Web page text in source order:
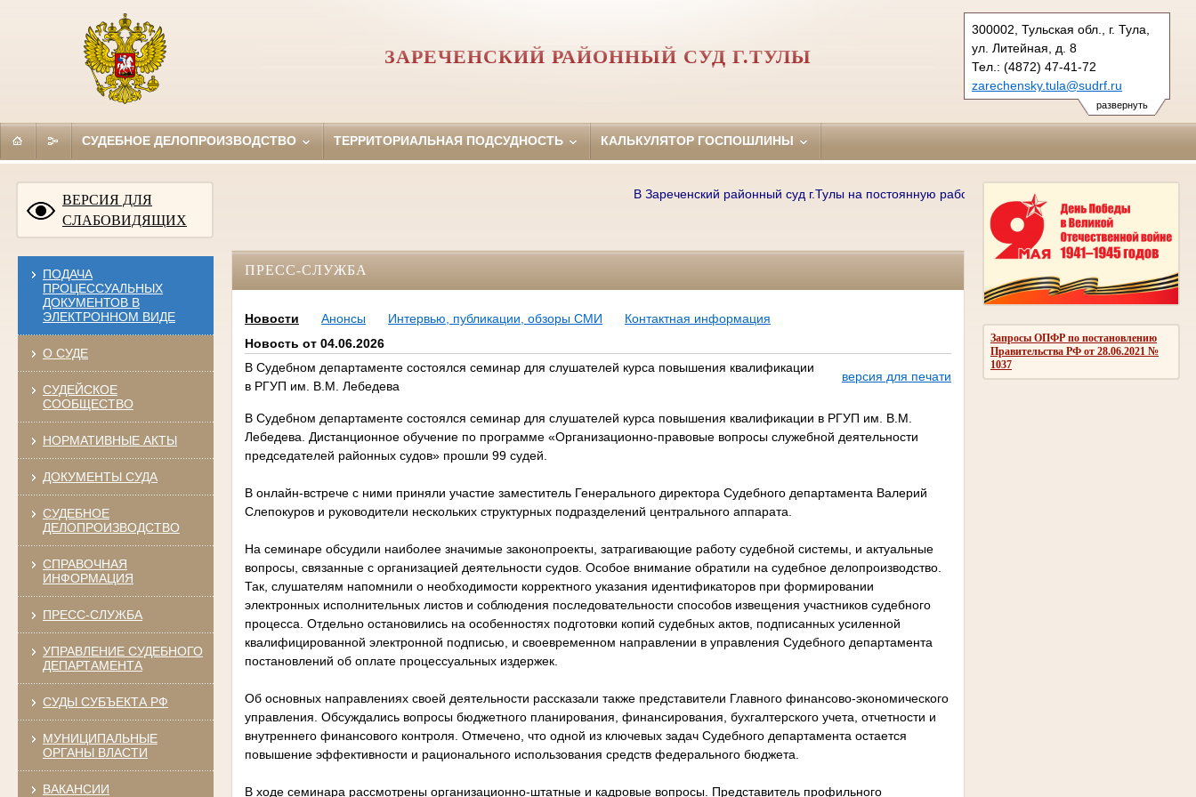
развернуть
300002, Тульская обл., г. Тула,
ул. Литейная, д. 8
Тел.: (4872) 47-41-72
zarechensky.tula@sudrf.ru
ЗАРЕЧЕНСКИЙ РАЙОННЫЙ СУД Г.ТУЛЫ
СУДЕБНОЕ ДЕЛОПРОИЗВОДСТВО ТЕРРИТОРИАЛЬНАЯ ПОДСУДНОСТЬ КАЛЬКУЛЯТОР ГОСПОШЛИНЫ
ВЕРСИЯ ДЛЯ
СЛАБОВИДЯЩИХ
ПОДАЧА
ПРОЦЕССУАЛЬНЫХ
ДОКУМЕНТОВ В
ЭЛЕКТРОННОМ ВИДЕ
О СУДЕ
СУДЕЙСКОЕ
СООБЩЕСТВО
НОРМАТИВНЫЕ АКТЫ
ДОКУМЕНТЫ СУДА
СУДЕБНОЕ
ДЕЛОПРОИЗВОДСТВО
СПРАВОЧНАЯ
ИНФОРМАЦИЯ
ПРЕСС-СЛУЖБА
УПРАВЛЕНИЕ СУДЕБНОГО
ДЕПАРТАМЕНТА
СУДЫ СУБЪЕКТА РФ
МУНИЦИПАЛЬНЫЕ
ОРГАНЫ ВЛАСТИ
ВАКАНСИИ
Запросы ОПФР по постановлению
Правительства РФ от 28.06.2021 №
1037
В Зареченский районный суд г.Тулы на постоянную работу требуются: секретари судебного
ПРЕСС-СЛУЖБА
Новости Анонсы Интервью, публикации, обзоры СМИ
Контактная информация
Новость от 04.06.2026
В Судебном департаменте состоялся семинар для слушателей курса повышения квалификации
в РГУП им. В.М. Лебедева
версия для печати
В Судебном департаменте состоялся семинар для слушателей курса повышения квалификации в РГУП им. В.М.
Лебедева. Дистанционное обучение по программе «Организационно-правовые вопросы служебной деятельности
председателей районных судов» прошли 99 судей.
В онлайн-встрече с ними приняли участие заместитель Генерального директора Судебного департамента Валерий
Слепокуров и руководители нескольких структурных подразделений центрального аппарата.
На семинаре обсудили наиболее значимые законопроекты, затрагивающие работу судебной системы, и актуальные
вопросы, связанные с организацией деятельности судов. Особое внимание обратили на судебное делопроизводство.
Так, слушателям напомнили о необходимости корректного указания идентификаторов при формировании
электронных исполнительных листов и соблюдения последовательности способов извещения участников судебного
процесса. Отдельно остановились на особенностях подготовки копий судебных актов, подписанных усиленной
квалифицированной электронной подписью, и своевременном направлении в управления Судебного департамента
постановлений об оплате процессуальных издержек.
Об основных направлениях своей деятельности рассказали также представители Главного финансово-экономического
управления. Обсуждались вопросы бюджетного планирования, финансирования, бухгалтерского учета, отчетности и
внутреннего финансового контроля. Отмечено, что одной из ключевых задач Судебного департамента остается
повышение эффективности и рационального использования средств федерального бюджета.
В ходе семинара рассмотрены организационно-штатные и кадровые вопросы. Представитель профильного